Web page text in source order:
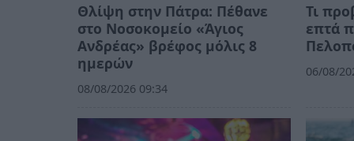
Θλίψη στην Πάτρα: Πέθανε
στο Νοσοκομείο «Άγιος
Ανδρέας» βρέφος μόλις 8
ημερών
08/08/2026 09:34
Τι
επτά
06/08/